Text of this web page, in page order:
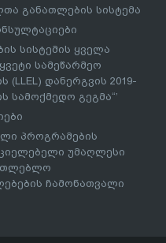
განათლების სისტემა
სისტემის ყველა
სამეწარმეო
(LLEL) დანერგვის 2019-
სამოქმედო გეგმა“’
პროგრამების
უმაღლესი
ჩამონათვალი